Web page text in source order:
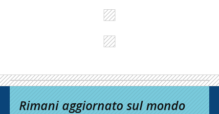
Rimani aggiornato sul mondo